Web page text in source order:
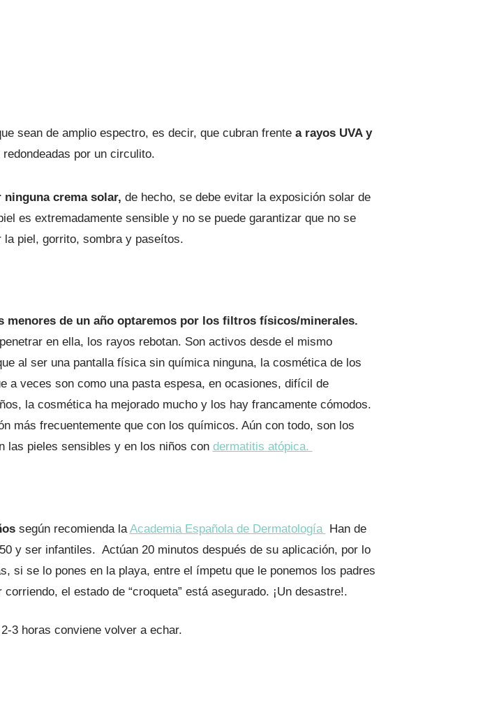
sean de amplio espectro, es decir, que cubran frente a rayos UVA y
por un circulito.
ninguna crema solar, de hecho, se debe evitar la exposición solar de
es extremadamente sensible y no se puede garantizar que no se
la piel, gorrito, sombra y paseítos.
menores de un año optaremos por los filtros físicos/minerales.
en ella, los rayos rebotan. Son activos desde el mismo
al ser una pantalla física sin química ninguna, la cosmética de los
a veces son como una pasta espesa, en ocasiones, difícil de
la cosmética ha mejorado mucho y los hay francamente cómodos.
más frecuentemente que con los químicos. Aún con todo, son los
las pieles sensibles y en los niños con dermatitis atópica.
según recomienda la Academia Española de Dermatología Han de
y ser infantiles. Actúan 20 minutos después de su aplicación, por lo
si se lo pones en la playa, entre el ímpetu que le ponemos los padres
el estado de “croqueta” está asegurado. ¡Un desastre!.
3 horas conviene volver a echar.